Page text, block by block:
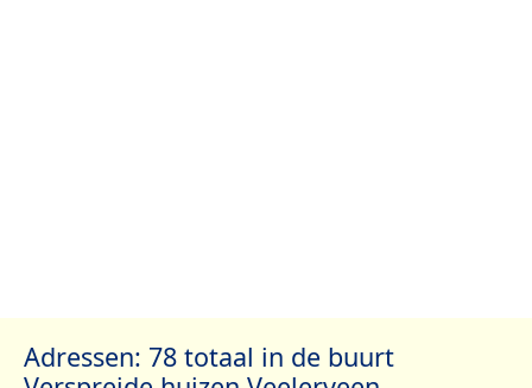
Adressen: 78 totaal in de buurt